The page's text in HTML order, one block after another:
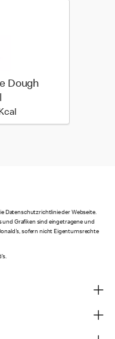
Dough
Datenschutzrichtlinie der Webseite.
und Grafiken sind eingetragene und
sofern nicht Eigentumsrechte